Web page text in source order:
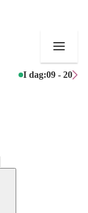
I dag:09 - 20